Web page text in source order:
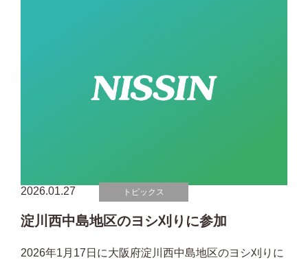
2026.01.27 トピックス
淀川西中島地区のヨシ刈りに参加
2026年1月17日に大阪府淀川西中島地区のヨシ刈りに